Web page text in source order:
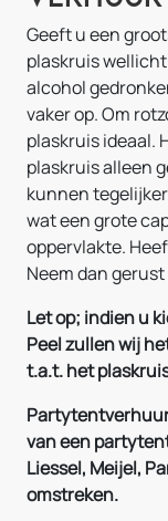
Geeft u een
plaskruis
alcohol
vaker op. Om
plaskruis ideaal.
plaskruis alleen
kunnen
wat een grote
oppervlakte.
Neem dan
Let op; indien u
Peel zullen wij
t.a.t. het
van een
Liessel, Meijel,
omstreken.